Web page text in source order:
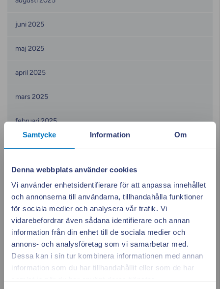
Samtycke Information Om
Denna webbplats använder cookies
Vi använder enhetsidentifierare för att anpassa innehållet
och annonserna till användarna, tillhandahålla funktioner
för sociala medier och analysera vår trafik. Vi
vidarebefordrar även sådana identifierare och annan
information från din enhet till de sociala medier och
annons- och analysföretag som vi samarbetar med.
Dessa kan i sin tur kombinera informationen med annan
information som du har tillhandahållit eller som de har
juni 2025
maj 2025
april 2025
mars 2025
februari 2025
december 2024
november 2024
oktober 2024
september 2024
augusti 2024 Stäng
Appen ger dig